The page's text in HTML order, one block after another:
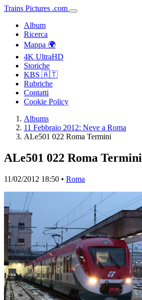
Trains Pictures .com
Album
Ricerca
Mappa 🌍
4K UltraHD
Storiche
KBS 🇦🇹
Rubriche
Contatti
Cookie Policy
Albums
11 Febbraio 2012: Neve a Roma
ALe501 022 Roma Termini
ALe501 022 Roma Termini
11/02/2012 18:50 • Roma